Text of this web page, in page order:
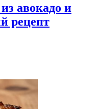
авокадо и
рецепт